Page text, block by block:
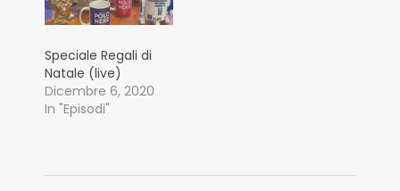
Speciale Regali di
Natale (live)
Dicembre 6, 2020
In "Episodi"